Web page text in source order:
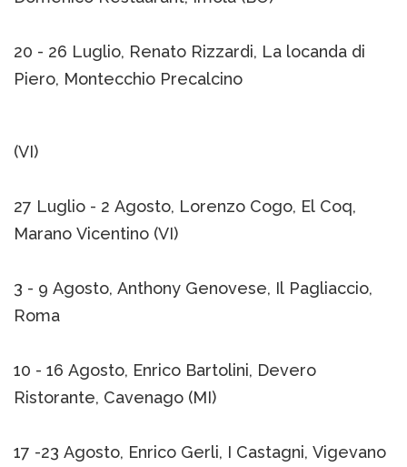
20 - 26 Luglio, Renato Rizzardi, La locanda di
Piero, Montecchio Precalcino
(VI)
27 Luglio - 2 Agosto, Lorenzo Cogo, El Coq,
Marano Vicentino (VI)
3 - 9 Agosto, Anthony Genovese, Il Pagliaccio,
Roma
10 - 16 Agosto, Enrico Bartolini, Devero
Ristorante, Cavenago (MI)
17 -23 Agosto, Enrico Gerli, I Castagni, Vigevano